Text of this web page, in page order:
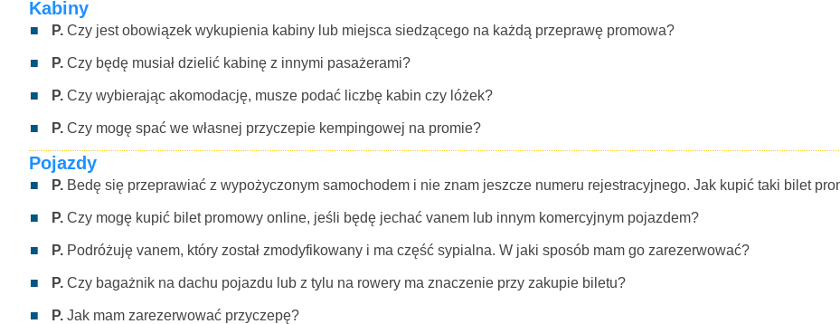
Kabiny
P. Czy jest obowiązek wykupienia kabiny lub miejsca siedzącego na każdą przeprawę promowa?
P. Czy będę musiał dzielić kabinę z innymi pasażerami?
P. Czy wybierając akomodację, musze podać liczbę kabin czy lóżek?
P. Czy mogę spać we własnej przyczepie kempingowej na promie?
Pojazdy
P. Bedę się przeprawiać z wypożyczonym samochodem i nie znam jeszcze numeru rejestracyjnego. Jak kupić taki bilet
P. Czy mogę kupić bilet promowy online, jeśli będę jechać vanem lub innym komercyjnym pojazdem?
P. Podróżuję vanem, który został zmodyfikowany i ma część sypialna. W jaki sposób mam go zarezerwować?
P. Czy bagażnik na dachu pojazdu lub z tylu na rowery ma znaczenie przy zakupie biletu?
P. Jak mam zarezerwować przyczepę?